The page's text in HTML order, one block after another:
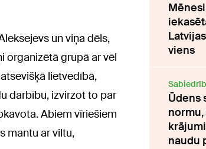
un viņa dēls,
organizētā grupā ar vēl
lietvedībā,
darbību, izvirzot to par
Abiem vīriešiem
mantu ar viltu,
viens
Ūdens
naudu